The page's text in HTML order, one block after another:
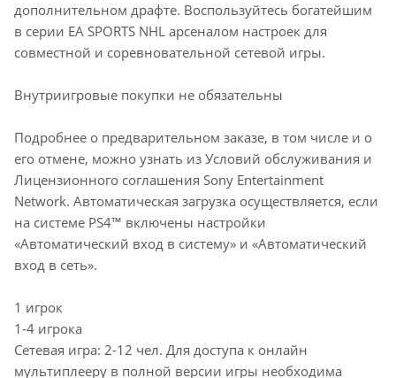
дополнительном драфте. Воспользуйтесь богатейшим
в серии EA SPORTS NHL арсеналом настроек для
совместной и соревновательной сетевой игры.
Внутриигровые покупки не обязательны
Подробнее о предварительном заказе, в том числе и о
его отмене, можно узнать из Условий обслуживания и
Лицензионного соглашения Sony Entertainment
Network. Автоматическая загрузка осуществляется, если
на системе PS4™ включены настройки
«Автоматический вход в систему» и «Автоматический
вход в сеть».
1 игрок
1-4 игрока
Сетевая игра: 2-12 чел. Для доступа к онлайн
мультиплееру в полной версии игры необходима